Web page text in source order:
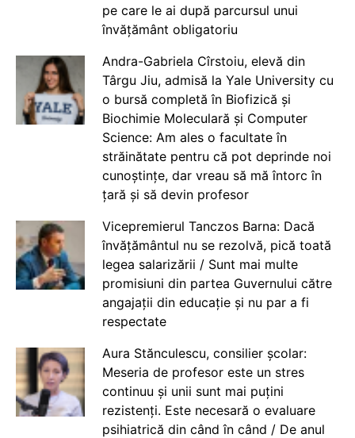
pe care le ai după parcursul unui
învățământ obligatoriu
Andra-Gabriela Cîrstoiu, elevă din
Târgu Jiu, admisă la Yale University cu
o bursă completă în Biofizică și
Biochimie Moleculară și Computer
Science: Am ales o facultate în
străinătate pentru că pot deprinde noi
cunoștințe, dar vreau să mă întorc în
țară și să devin profesor
Vicepremierul Tanczos Barna: Dacă
învățământul nu se rezolvă, pică toată
legea salarizării / Sunt mai multe
promisiuni din partea Guvernului către
angajații din educație și nu par a fi
respectate
Aura Stănculescu, consilier școlar:
Meseria de profesor este un stres
continuu și unii sunt mai puțini
rezistenți. Este necesară o evaluare
psihiatrică din când în când / De anul